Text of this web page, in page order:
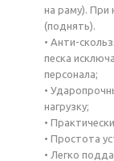
на раму). При
(поднять).
• Анти-
песка
персонала;
•
нагрузку;
•
• Простота
• Легко